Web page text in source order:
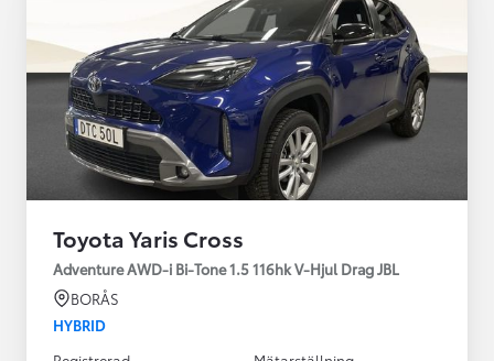
Toyota Yaris Cross
Adventure AWD-i Bi-Tone 1.5 116hk V-Hjul Drag JBL
BORÅS
HYBRID